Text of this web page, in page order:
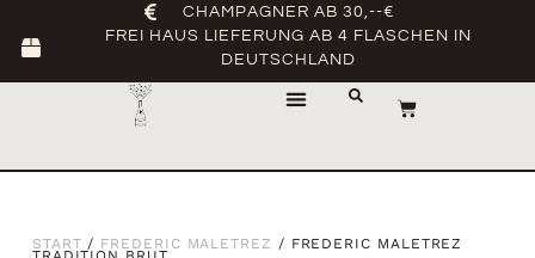
CHAMPAGNER AB 30,--€
FREI HAUS LIEFERUNG AB 4 FLASCHEN IN
DEUTSCHLAND
START / FREDERIC MALETREZ / FREDERIC MALETREZ